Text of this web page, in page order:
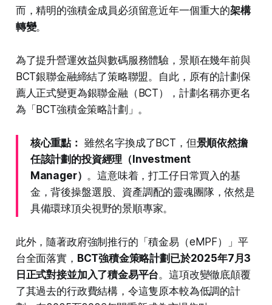
而，精明的強積金成員必須留意近年一個重大的架構
轉變。
為了提升營運效益與數碼服務體驗，景順在幾年前與
BCT銀聯金融締結了策略聯盟。自此，原有的計劃保
薦人正式變更為銀聯金融（BCT），計劃名稱亦更名
為「BCT強積金策略計劃」。
核心重點： 雖然名字換成了BCT，但景順依然擔
任該計劃的投資經理（Investment
Manager） 。這意味着，打工仔日常買入的基
金，背後操盤選股、資產調配的靈魂團隊，依然是
具備環球頂尖視野的景順專家。
此外，隨著政府強制推行的「積金易（eMPF）」平
台全面落實， BCT強積金策略計劃已於2025年7月3
日正式對接並加入了積金易平台。這項改變徹底顛覆
了其過去的行政費結構，令這隻原本較為低調的計